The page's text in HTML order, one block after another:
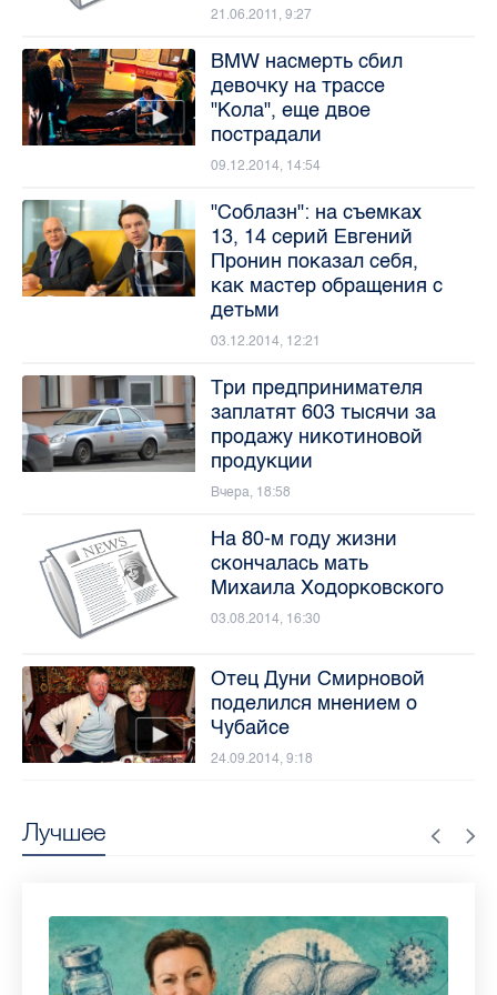
Лучшее
21.06.2011, 9:27
BMW насмерть сбил
девочку на трассе
"Кола", еще двое
пострадали
09.12.2014, 14:54
"Соблазн": на съемках
13, 14 серий Евгений
Пронин показал себя,
как мастер обращения с
детьми
03.12.2014, 12:21
Три предпринимателя
заплатят 603 тысячи за
продажу никотиновой
продукции
Вчера, 18:58
На 80-м году жизни
скончалась мать
Михаила Ходорковского
03.08.2014, 16:30
Отец Дуни Смирновой
поделился мнением о
Чубайсе
24.09.2014, 9:18